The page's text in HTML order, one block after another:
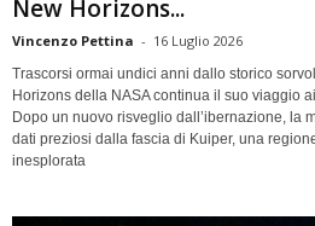
New Horizons...
Vincenzo Pettina - 16 Luglio 2026
Trascorsi ormai undici anni dallo storico
Horizons della NASA continua il suo viaggio
Dopo un nuovo risveglio dall’ibernazione, la
dati preziosi dalla fascia di Kuiper, una
inesplorata